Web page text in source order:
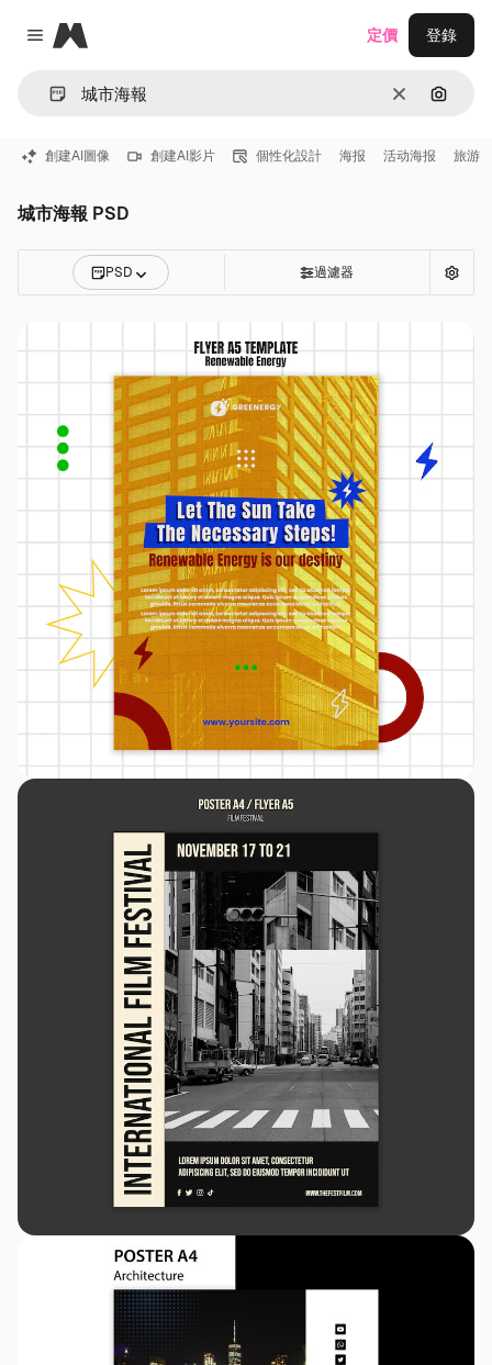
Close menu
Magnific
清除 通過圖
定價 登錄
創建AI圖像 創建AI影片 個性化設計 海报 活动海报 旅游
城市海報 PSD
PSD 過濾器